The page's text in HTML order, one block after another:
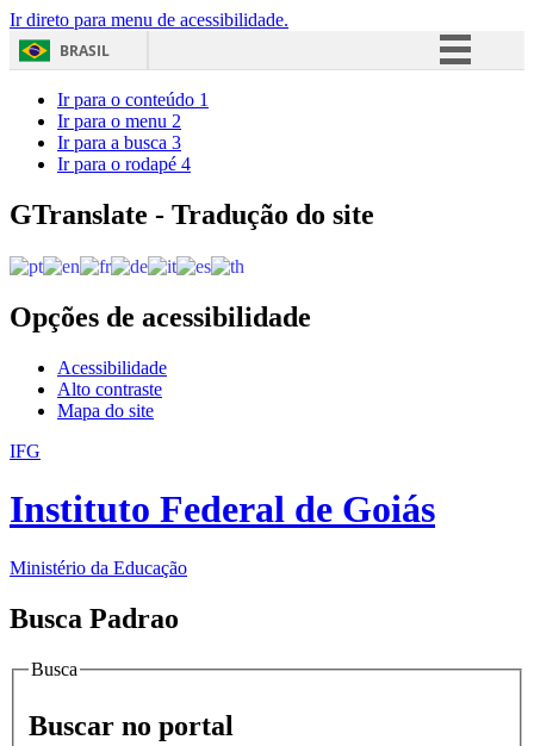
Ir direto para menu de acessibilidade.
BRASIL
Acesso à informação
Ir para o conteúdo 1
Ir para o menu 2
Ir para a busca 3
Ir para o rodapé 4
GTranslate - Tradução do site
Opções de acessibilidade
Acessibilidade
Alto contraste
Mapa do site
IFG
Instituto Federal de Goiás
Ministério da Educação
Busca Padrao
Busca
Buscar no portal